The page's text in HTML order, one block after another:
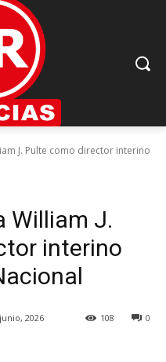
J. Pulte como director interino
William J.
interino
2026 0
108